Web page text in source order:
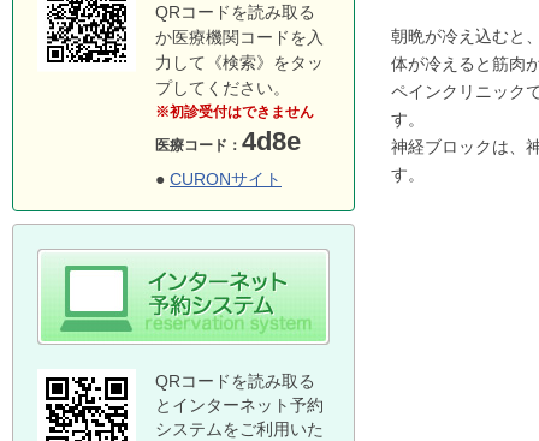
朝晩が冷え込むと
体が冷えると筋肉
ペインクリニック
す。
神経ブロックは、
す。
QRコードを読み取る
か医療機関コードを入
力して《検索》をタッ
プしてください。
※初診受付はできません
医療コード： 4d8e
● CURONサイト
QRコードを読み取る
とインターネット予約
システムをご利用いた